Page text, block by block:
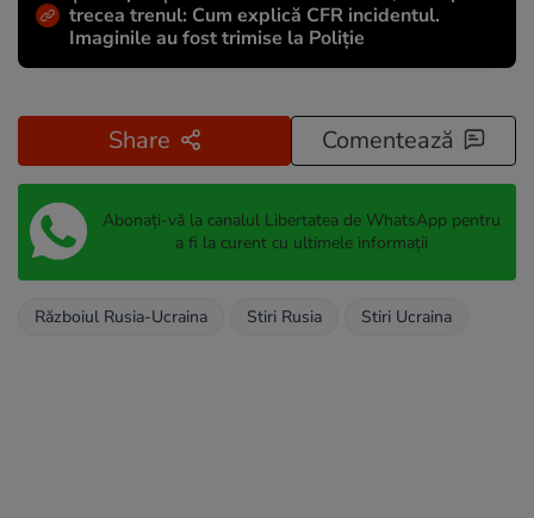
trecea trenul: Cum explică CFR incidentul.
Imaginile au fost trimise la Poliție
Share Comentează
Abonați-vă la canalul Libertatea de WhatsApp pentru
a fi la curent cu ultimele informații
Războiul Rusia-Ucraina Stiri Rusia Stiri Ucraina